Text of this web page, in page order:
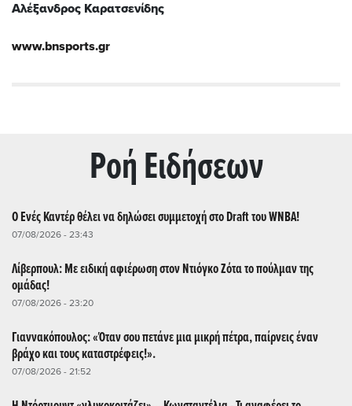
Αλέξανδρος Καρατσενίδης
www.bnsports.gr
Ρoή Ειδήσεων
Ο Ενές Καντέρ θέλει να δηλώσει συμμετοχή στο Draft του WNBA!
07/08/2026 - 23:43
Λίβερπουλ: Με ειδική αφιέρωση στον Ντιόγκο Ζότα το πούλμαν της
ομάδας!
07/08/2026 - 23:20
Γιαννακόπουλος: «Όταν σου πετάνε μια μικρή πέτρα, παίρνεις έναν
βράχο και τους καταστρέφεις!».
07/08/2026 - 21:52